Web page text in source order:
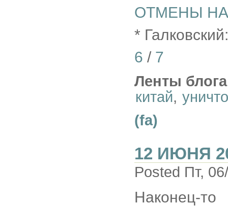
ОТМЕНЫ
*
6 / 7
Ленты
китай,
(fa)
12 ИЮНЯ
Posted Пт,
Наконец-